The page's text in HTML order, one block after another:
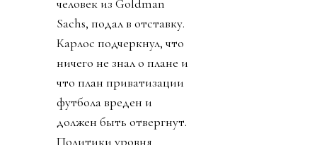
человек из Goldman
Sachs, подал в отставку.
Карлос подчеркнул, что
ничего не знал о плане и
что план приватизации
футбола вреден и
должен быть отвергнут.
Политики уровня